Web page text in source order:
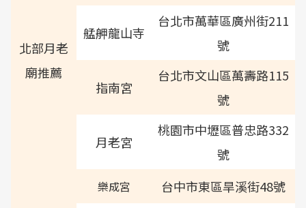
北部月老
廟推薦
艋舺龍山寺
台北市萬華區廣州街211
號
指南宮
台北市文山區萬壽路115
號
月老宮
桃園市中壢區普忠路332
號
樂成宮 台中市東區旱溪街48號